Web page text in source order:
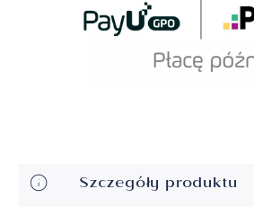
Szczegóły produktu